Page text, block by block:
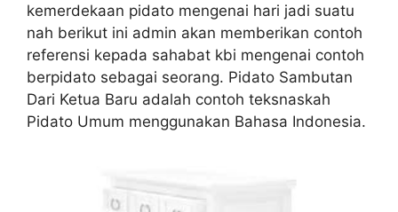
kemerdekaan pidato mengenai hari jadi suatu
nah berikut ini admin akan memberikan contoh
referensi kepada sahabat kbi mengenai contoh
berpidato sebagai seorang. Pidato Sambutan
Dari Ketua Baru adalah contoh teksnaskah
Pidato Umum menggunakan Bahasa Indonesia.